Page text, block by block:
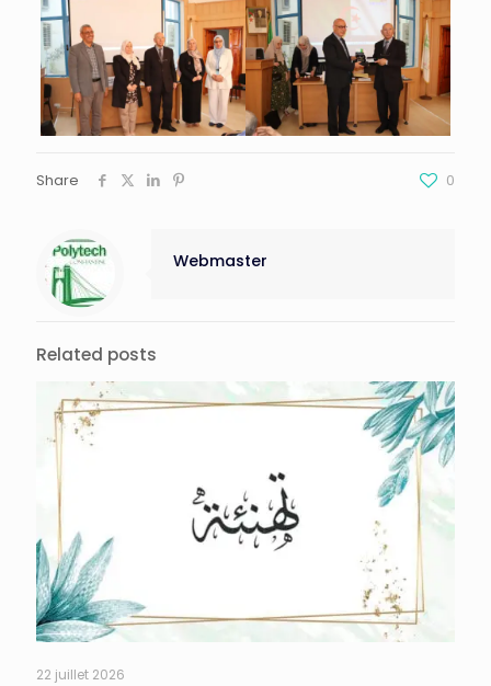
Share 0
Webmaster
Related posts
22 juillet 2026